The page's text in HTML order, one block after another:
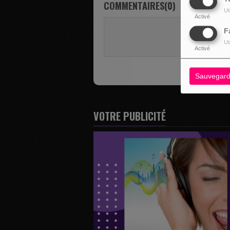
Activé
Activé
COMMENTAIRES(0)
Vous
VOTRE PUBLICITÉ